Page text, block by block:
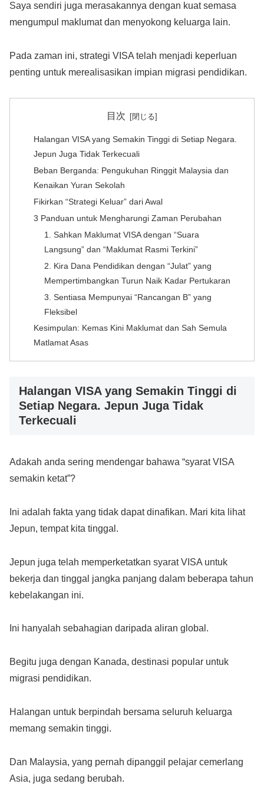
Saya sendiri juga merasakannya dengan kuat semasa
mengumpul maklumat dan menyokong keluarga lain.
Pada zaman ini, strategi VISA telah menjadi keperluan
penting untuk merealisasikan impian migrasi pendidikan.
目次
Halangan VISA yang Semakin Tinggi di Setiap Negara.
Jepun Juga Tidak Terkecuali
Beban Berganda: Pengukuhan Ringgit Malaysia dan
Kenaikan Yuran Sekolah
Fikirkan “Strategi Keluar” dari Awal
3 Panduan untuk Mengharungi Zaman Perubahan
1. Sahkan Maklumat VISA dengan “Suara
Langsung” dan “Maklumat Rasmi Terkini”
2. Kira Dana Pendidikan dengan “Julat” yang
Mempertimbangkan Turun Naik Kadar Pertukaran
3. Sentiasa Mempunyai “Rancangan B” yang
Fleksibel
Kesimpulan: Kemas Kini Maklumat dan Sah Semula
Matlamat Asas
Halangan VISA yang Semakin Tinggi di
Setiap Negara. Jepun Juga Tidak
Terkecuali
Adakah anda sering mendengar bahawa “syarat VISA
semakin ketat”?
Ini adalah fakta yang tidak dapat dinafikan. Mari kita lihat
Jepun, tempat kita tinggal.
Jepun juga telah memperketatkan syarat VISA untuk
bekerja dan tinggal jangka panjang dalam beberapa tahun
kebelakangan ini.
Ini hanyalah sebahagian daripada aliran global.
Begitu juga dengan Kanada, destinasi popular untuk
migrasi pendidikan.
Halangan untuk berpindah bersama seluruh keluarga
memang semakin tinggi.
Dan Malaysia, yang pernah dipanggil pelajar cemerlang
Asia, juga sedang berubah.